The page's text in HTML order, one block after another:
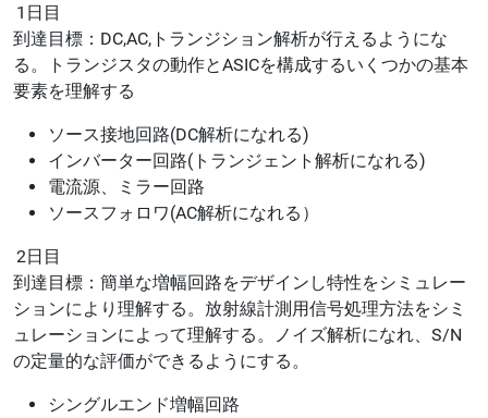
1日目
到達目標：DC,AC,トランジション解析が行えるようにな
る。トランジスタの動作とASICを構成するいくつかの基本
要素を理解する
ソース接地回路(DC解析になれる)
インバーター回路(トランジェント解析になれる)
電流源、ミラー回路
ソースフォロワ(AC解析になれる）
2日目
到達目標：簡単な増幅回路をデザインし特性をシミュレー
ションにより理解する。放射線計測用信号処理方法をシミ
ュレーションによって理解する。ノイズ解析になれ、S/N
の定量的な評価ができるようにする。
シングルエンド増幅回路